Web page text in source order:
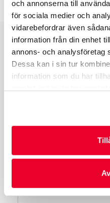
och annonserna till
för sociala medier och
vidarebefordrar även
information från din enhet
annons- och analysföretag
Dessa kan i sin tur
information som du har
PRODUKTGRUPPER
KUVERT OCH
TJÄNSTER